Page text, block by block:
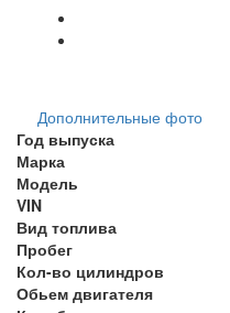
Дополнительные фото
Год выпуска
Марка
Модель
VIN
Вид топлива
Пробег
Кол-во цилиндров
Обьем двигателя